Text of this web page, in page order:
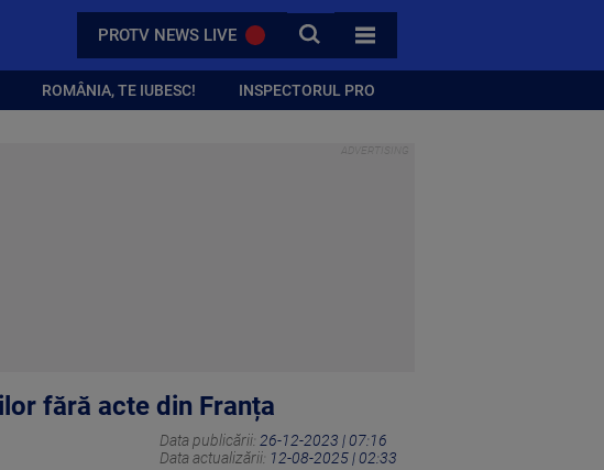
PROTV NEWS LIVE CAUTA
TOATE CATEGORIILE
ROMÂNIA, TE IUBESC! INSPECTORUL PRO
fără acte din Franța
Data publicării: 26-12-2023 | 07:16
Data actualizării: 12-08-2025 | 02:33